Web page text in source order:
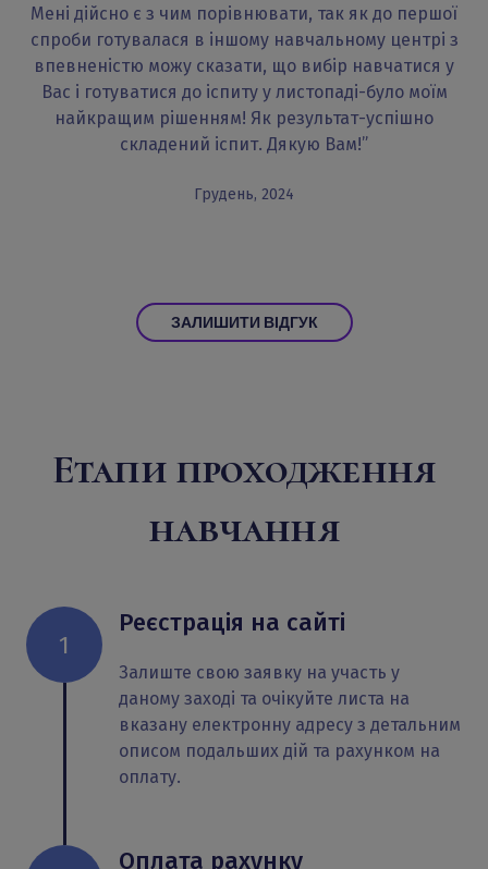
Мені дійсно є з чим порівнювати, так як до першої
спроби готувалася в іншому навчальному центрі з
впевненістю можу сказати, що вибір навчатися у
Вас і готуватися до іспиту у листопаді-було моїм
найкращим рішенням! Як результат-успішно
складений іспит. Дякую Вам!”
Грудень, 2024
ЗАЛИШИТИ ВІДГУК
Етапи проходження
навчання
1
Реєстрація на сайті
Залиште свою заявку на участь у
даному заході та очікуйте листа на
вказану електронну адресу з детальним
описом подальших дій та рахунком на
оплату.
Оплата рахунку